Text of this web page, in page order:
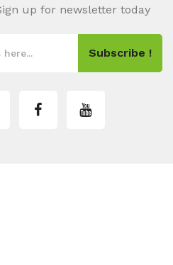
up for newsletter today
Subscribe !